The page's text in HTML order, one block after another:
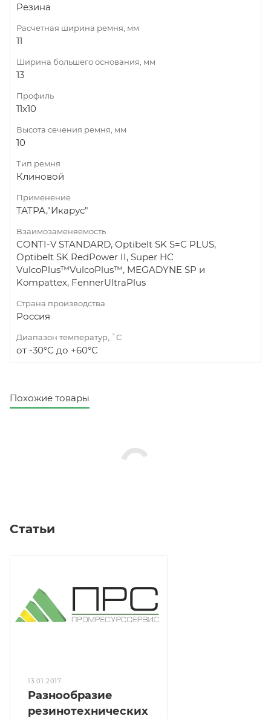
Резина
Расчетная ширина ремня, мм
11
Ширина большего основания, мм
13
Профиль
11x10
Высота сечения ремня, мм
10
Тип ремня
Клиновой
Применение
ТАТРА,"Икарус"
Взаимозаменяемость
CONTI-V STANDARD, Optibelt SK S=C PLUS,
Optibelt SK RedPower II, Super НС
VulcoPlus™VulcoPlus™, MEGADYNE SP и
Kompattex, FennerUltraPlus
Страна производства
Россия
Диапазон температур, ˚C
от -30°C до +60°C
Похожие товары
Статьи
13.01.2017
Разнообразие
резинотехнических